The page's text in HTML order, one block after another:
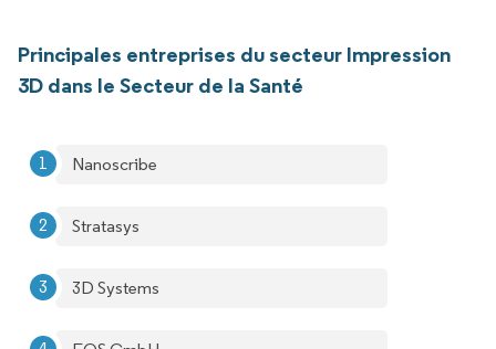
Principales entreprises du secteur Impression
3D dans le Secteur de la Santé
Nanoscribe
Stratasys
3D Systems